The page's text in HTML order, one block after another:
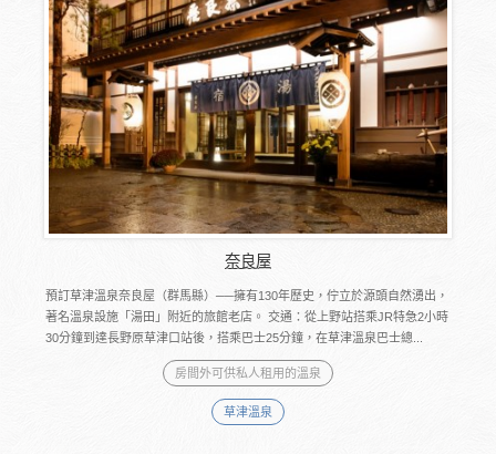
奈良屋
預訂草津溫泉奈良屋（群馬縣）──擁有130年歷史，佇立於源頭自然湧出，
著名溫泉設施「湯田」附近的旅館老店。 交通：從上野站搭乘JR特急2小時
30分鐘到達長野原草津口站後，搭乘巴士25分鐘，在草津溫泉巴士總...
房間外可供私人租用的溫泉
草津溫泉